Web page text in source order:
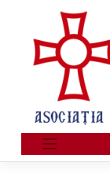
content